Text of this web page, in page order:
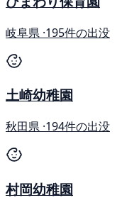
岐阜県 ·195件の出没
土崎幼稚園
秋田県 ·194件の出没
村岡幼稚園